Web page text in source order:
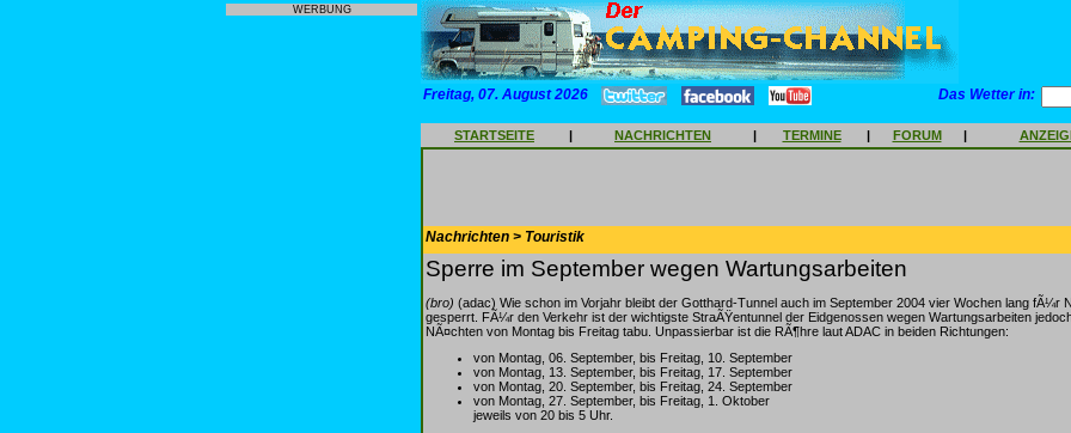
WERBUNG
Freitag, 07. August 2026 Das Wetter in:
STARTSEITE | NACHRICHTEN | TERMINE | FORUM |
Nachrichten > Touristik
Sperre im September wegen Wartungsarbeiten
(bro) (adac) Wie schon im Vorjahr bleibt der Gotthard-Tunnel auch im September 2004 vier Wochen lang fÃ¼r
gesperrt. FÃ¼r den Verkehr ist der wichtigste StraÃŸentunnel der Eidgenossen wegen Wartungsarbeiten
NÃ¤chten von Montag bis Freitag tabu. Unpassierbar ist die RÃ¶hre laut ADAC in beiden Richtungen:
von Montag, 06. September, bis Freitag, 10. September
von Montag, 13. September, bis Freitag, 17. September
von Montag, 20. September, bis Freitag, 24. September
von Montag, 27. September, bis Freitag, 1. Oktober
jeweils von 20 bis 5 Uhr.